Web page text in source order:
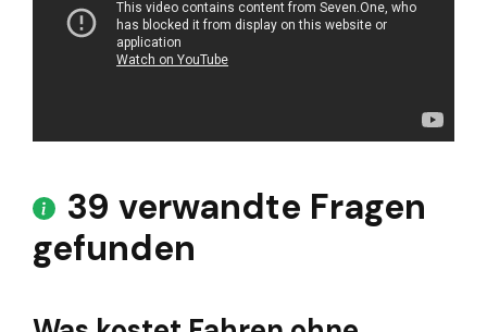
39 verwandte Fragen
gefunden